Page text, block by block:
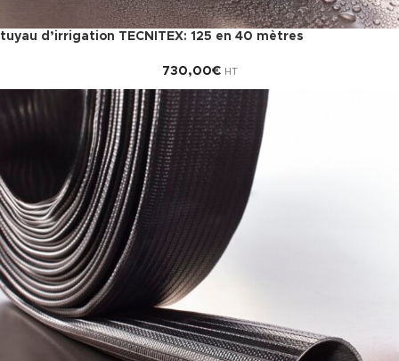
tuyau d’irrigation TECNITEX: 125 en 40 mètres
730,00€ HT